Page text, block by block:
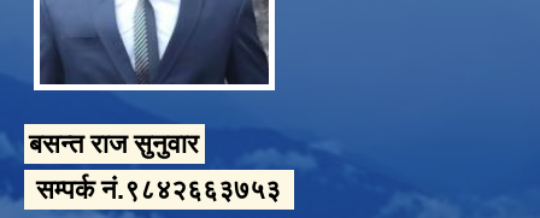
बसन्त राज सुनुवार
सम्पर्क नं.९८४२६६३७५३